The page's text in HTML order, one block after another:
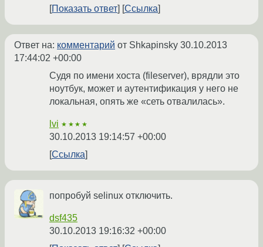
Показать ответ
Ссылка
Ответ на: комментарий от Shkapinsky 30.10.2013
17:44:02 +00:00
Судя по имени хоста (fileserver), врядли это
ноутбук, может и аутентификация у него не
локальная, опять же «сеть отвалилась».
lvi ★★★★
30.10.2013 19:14:57 +00:00
Ссылка
попробуй selinux отключить.
dsf435
30.10.2013 19:16:32 +00:00